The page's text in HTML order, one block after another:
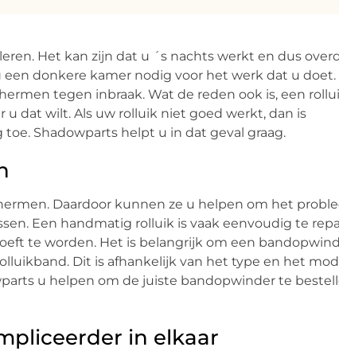
Het kan zijn dat u ´s nachts werkt en dus
donkere kamer nodig voor het werk dat u doet.
tegen inbraak. Wat de reden ook is, een
dat wilt. Als uw rolluik niet goed werkt, dan is
Shadowparts helpt u in dat geval graag.
Daardoor kunnen ze u helpen om het
Een handmatig rolluik is vaak eenvoudig te
te worden. Het is belangrijk om een
Dit is afhankelijk van het type en het
u helpen om de juiste bandopwinder te
in elkaar